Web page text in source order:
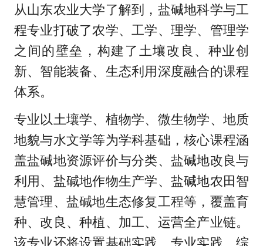
从山东农业大学了解到，盐碱地科学与工
程专业打破了农学、工学、理学、管理学
之间的壁垒，构建了土壤改良、种业创
新、智能装备、生态利用深度融合的课程
体系。
专业以土壤学、植物学、微生物学、地质
地貌与水文学等为学科基础，核心课程涵
盖盐碱地资源评价与分类、盐碱地改良与
利用、盐碱地作物生产学、盐碱地农田智
慧管理、盐碱地生态修复工程等，覆盖育
种、改良、种植、加工、运营全产业链。
该专业还将设置基础实践、专业实践、综